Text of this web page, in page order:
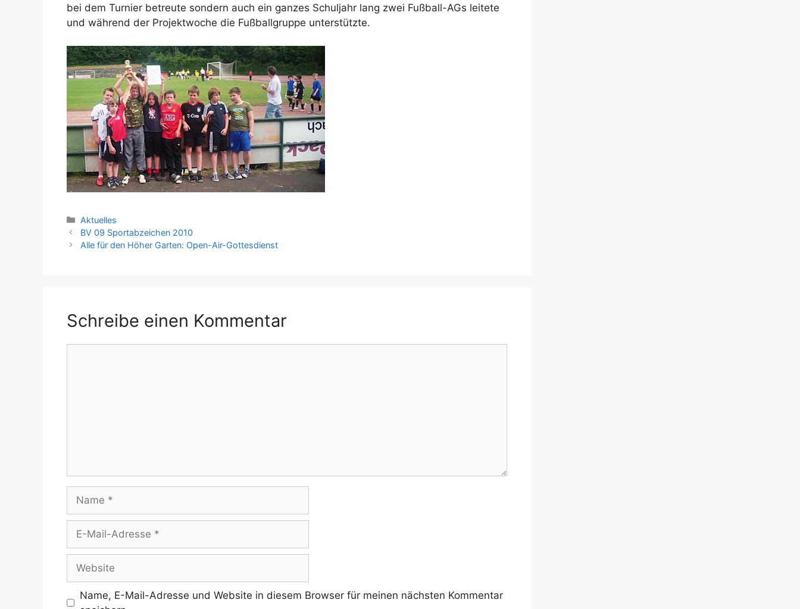
bei dem Turnier betreute sondern auch ein ganzes Schuljahr lang zwei Fußball-AGs leitete
und während der Projektwoche die Fußballgruppe unterstützte.
Kategorien
Aktuelles
BV 09 Sportabzeichen 2010
Alle für den Höher Garten: Open-Air-Gottesdienst
Schreibe einen Kommentar
Mail-
Adresse
Name, E-Mail-Adresse und Website in diesem Browser für meinen nächsten Kommentar